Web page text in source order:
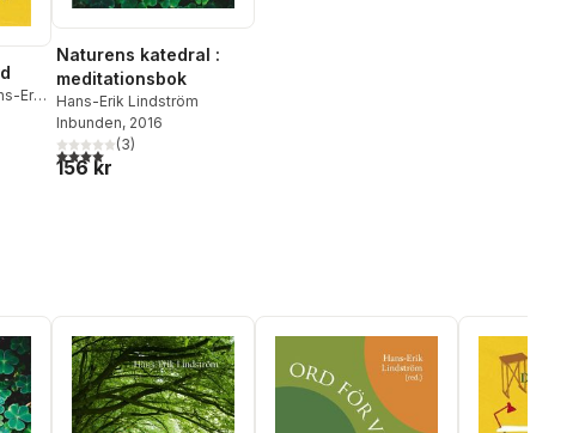
Erik
antal röster:
Naturens katedral :
meditationsbok
Hans-Erik Lindström
Inbunden, 2016
4,0utav 5 stjärnor. Totalt antal röster:
(3)
156 kr